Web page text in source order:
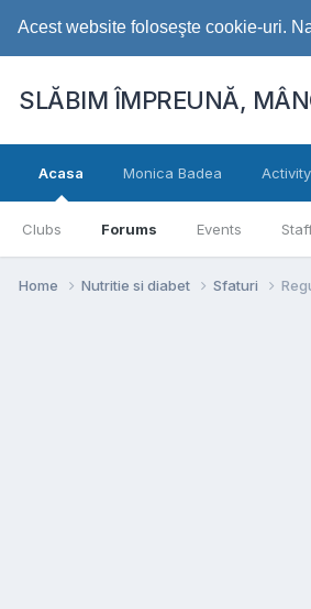
Acest website foloseşte cookie-uri.
SLĂBIM ÎMPREUNĂ,
Acasa
Clubs Forums Events
Monica Badea Activity
Home Nutritie si diabet Sfaturi